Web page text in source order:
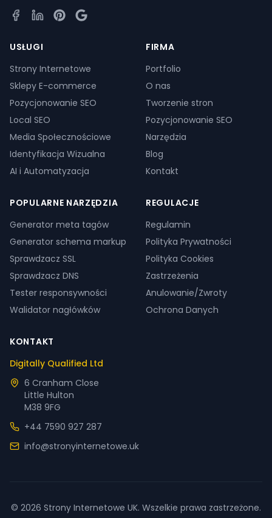
USŁUGI
Strony Internetowe
Sklepy E-commerce
Pozycjonowanie SEO
Local SEO
Media Społecznościowe
Identyfikacja Wizualna
AI i Automatyzacja
FIRMA
Portfolio
O nas
Tworzenie stron
Pozycjonowanie SEO
Narzędzia
Blog
Kontakt
POPULARNE NARZĘDZIA
Generator meta tagów
Generator schema markup
Sprawdzacz SSL
Sprawdzacz DNS
Tester responsywności
Walidator nagłówków
REGULACJE
Regulamin
Polityka Prywatności
Polityka Cookies
Zastrzeżenia
Anulowanie/Zwroty
Ochrona Danych
KONTAKT
Digitally Qualified Ltd
6 Cranham Close
Little Hulton
M38 9FG
+44 7590 927 287
info@stronyinternetowe.uk
© 2026 Strony Internetowe UK. Wszelkie prawa zastrzeżone.